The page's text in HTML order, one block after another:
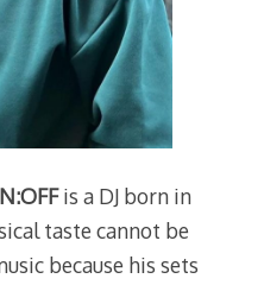
is a DJ born in
taste cannot be
because his sets